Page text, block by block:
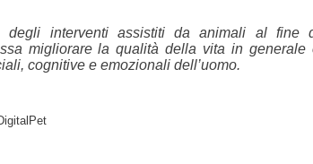
degli interventi assistiti da animali al fine
migliorare la qualità della vita in generale
cognitive e emozionali dell’uomo.